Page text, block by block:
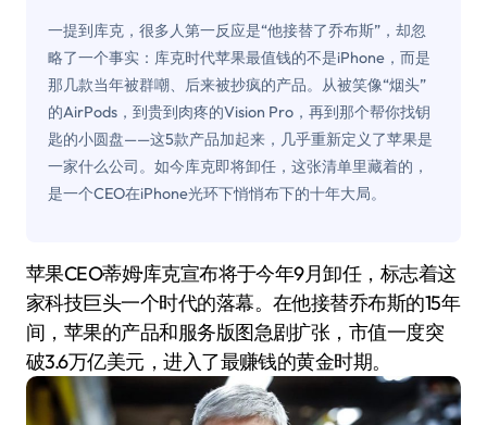
一提到库克，很多人第一反应是“他接替了乔布斯”，却忽
略了一个事实：库克时代苹果最值钱的不是iPhone，而是
那几款当年被群嘲、后来被抄疯的产品。从被笑像“烟头”
的AirPods，到贵到肉疼的Vision Pro，再到那个帮你找钥
匙的小圆盘——这5款产品加起来，几乎重新定义了苹果是
一家什么公司。如今库克即将卸任，这张清单里藏着的，
是一个CEO在iPhone光环下悄悄布下的十年大局。
苹果CEO蒂姆·库克宣布将于今年9月卸任，标志着这
家科技巨头一个时代的落幕。在他接替乔布斯的15年
间，苹果的产品和服务版图急剧扩张，市值一度突
破3.6万亿美元，进入了最赚钱的黄金时期。